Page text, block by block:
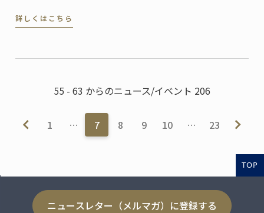
詳しくはこちら
55 - 63 からのニュース/イベント 206
1 … 7 8 9 10 … 23
TOP
ニュースレター（メルマガ）に登録する